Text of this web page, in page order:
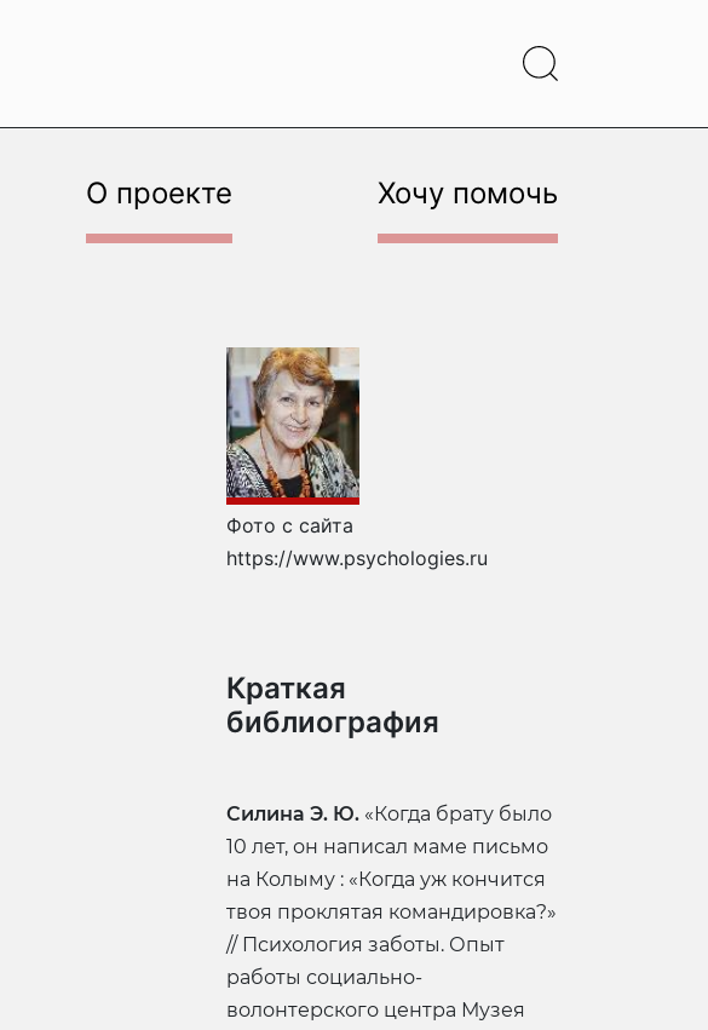
О проекте Хочу помочь
Фото с сайта
https://www.psychologies.ru
Краткая
библиография
Силина Э. Ю. «Когда брату было
10 лет, он написал маме письмо
на Колыму : «Когда уж кончится
твоя проклятая командировка?»
// Психология заботы. Опыт
работы социально-
волонтерского центра Музея